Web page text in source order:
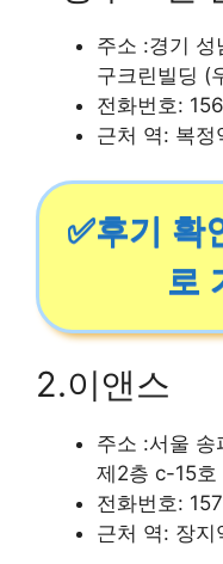
주소 :경기
구크린빌딩 (
전화번호:
근처 역: 복정
✅후기 확
로
2.이앤스
주소 :서울 송
제2층 c-15
전화번호:
근처 역: 장지